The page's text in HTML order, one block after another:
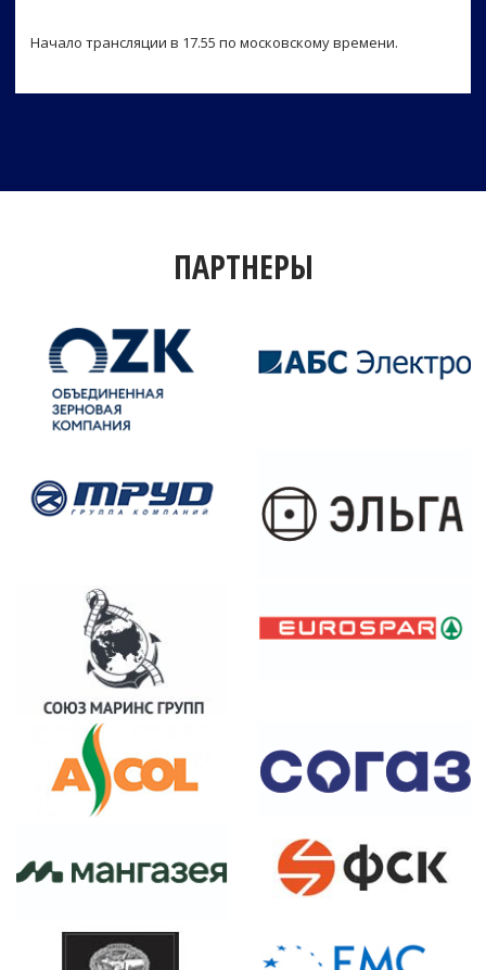
Начало трансляции в 17.55 по московскому времени.
ПАРТНЕРЫ